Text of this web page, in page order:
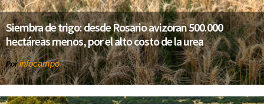
Siembra de trigo: desde Rosario avizoran 500.000
hectáreas menos, por el alto costo de la urea
Porinfocampo